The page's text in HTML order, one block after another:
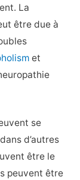
La
être due à
et
se
d’autres
être le
peuvent être